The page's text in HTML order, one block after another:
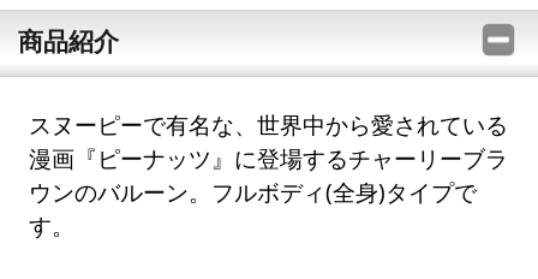
商品紹介
スヌーピーで有名な、世界中から愛されている
漫画『ピーナッツ』に登場するチャーリーブラ
ウンのバルーン。フルボディ(全身)タイプで
す。